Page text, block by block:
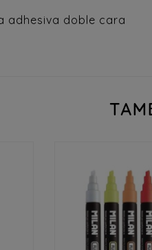
adhesiva doble cara
